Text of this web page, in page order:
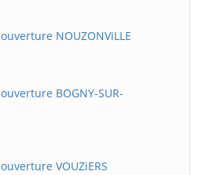
NOUZONViLLE
BOGNY-SUR-
VOUZiERS